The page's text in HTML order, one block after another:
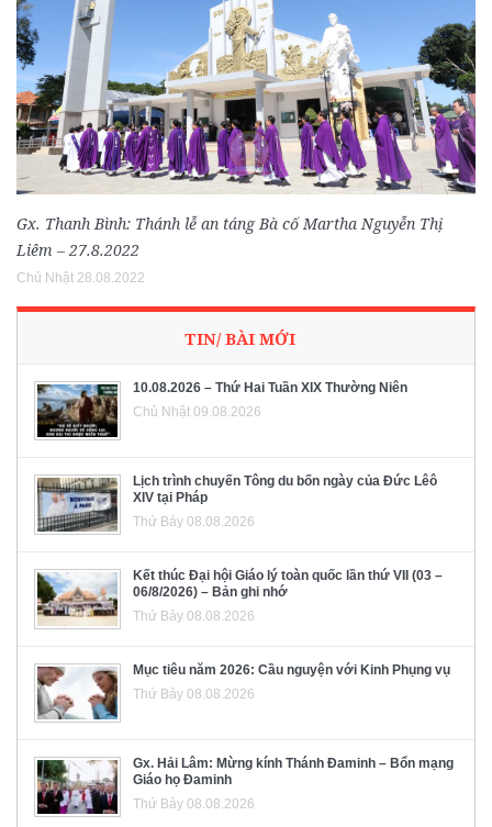
Gx. Thanh Bình: Thánh lễ an táng Bà cố Martha Nguyễn Thị
Liêm – 27.8.2022
Chủ Nhật 28.08.2022
TIN/ BÀI MỚI
10.08.2026 – Thứ Hai Tuần XIX Thường Niên
Chủ Nhật 09.08.2026
Lịch trình chuyến Tông du bốn ngày của Đức Lêô
XIV tại Pháp
Thứ Bảy 08.08.2026
Kết thúc Đại hội Giáo lý toàn quốc lần thứ VII (03 –
06/8/2026) – Bản ghi nhớ
Thứ Bảy 08.08.2026
Mục tiêu năm 2026: Cầu nguyện với Kinh Phụng vụ
Thứ Bảy 08.08.2026
Gx. Hải Lâm: Mừng kính Thánh Đaminh – Bổn mạng
Giáo họ Đaminh
Thứ Bảy 08.08.2026